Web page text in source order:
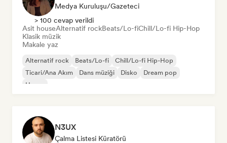
Medya Kuruluşu/Gazeteci
> 100 cevap verildi
Asit houseAlternatif rockBeats/Lo-fiChill/Lo-fi Hip-Hop
Klasik müzik
Makale yaz
Alternatif rock Beats/Lo-fi
Chill/Lo-fi Hip-Hop
Ticari/Ana Akım
Dans müziği Disko
Dream pop
House
N3UX
Çalma Listesi Küratörü